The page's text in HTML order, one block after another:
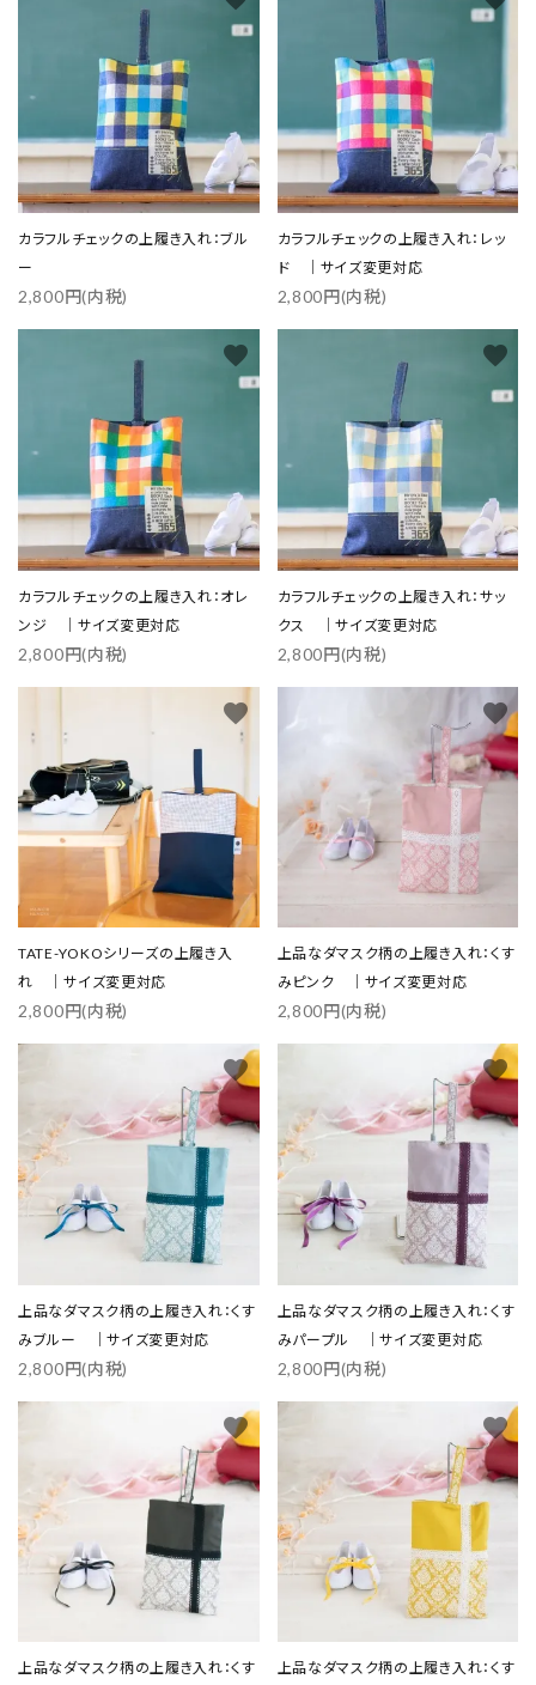
カラフルチェックの上履き入れ：ブル
ー
2,800円(内税)
カラフルチェックの上履き入れ：レッ
ド ｜サイズ変更対応
2,800円(内税)
カラフルチェックの上履き入れ：オレ
ンジ ｜サイズ変更対応
2,800円(内税)
favorite
カラフルチェックの上履き入れ：サッ
クス ｜サイズ変更対応
2,800円(内税)
favorite
TATE-YOKOシリーズの上履き入
れ ｜サイズ変更対応
2,800円(内税)
favorite
上品なダマスク柄の上履き入れ：くす
みピンク ｜サイズ変更対応
2,800円(内税)
favorite
上品なダマスク柄の上履き入れ：くす
みブルー ｜サイズ変更対応
2,800円(内税)
favorite
上品なダマスク柄の上履き入れ：くす
みパープル ｜サイズ変更対応
2,800円(内税)
favorite
上品なダマスク柄の上履き入れ：くす
favorite
上品なダマスク柄の上履き入れ：くす
favorite
キーワード
close